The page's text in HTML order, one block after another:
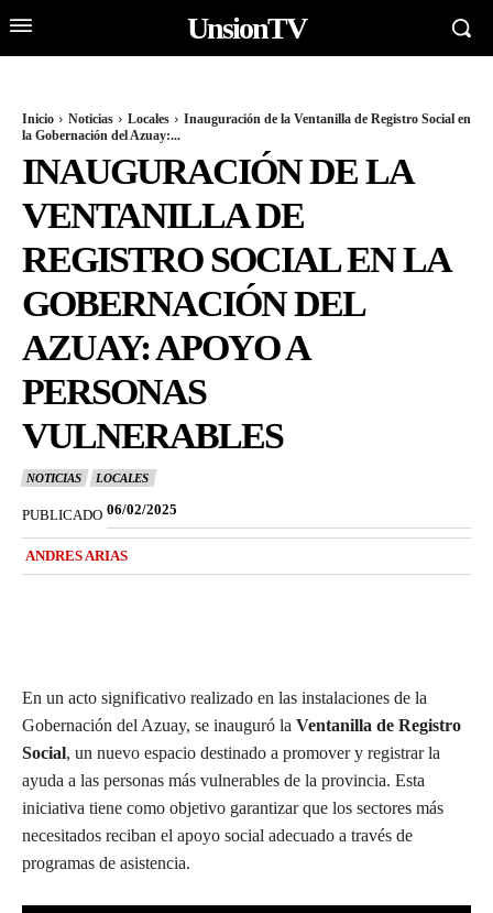
UnsionTV
Inicio Noticias Locales
Inauguración de la Ventanilla de Registro Social en
la Gobernación del Azuay:...
INAUGURACIÓN DE LA
VENTANILLA DE
REGISTRO SOCIAL EN LA
GOBERNACIÓN DEL
AZUAY: APOYO A
PERSONAS
VULNERABLES
NOTICIAS LOCALES
PUBLICADO 06/02/2025
ANDRES ARIAS
En un acto significativo realizado en las instalaciones de la
Gobernación del Azuay, se inauguró la Ventanilla de Registro
Social, un nuevo espacio destinado a promover y registrar la
ayuda a las personas más vulnerables de la provincia. Esta
iniciativa tiene como objetivo garantizar que los sectores más
necesitados reciban el apoyo social adecuado a través de
programas de asistencia.